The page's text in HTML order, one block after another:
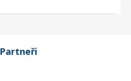
Partneři